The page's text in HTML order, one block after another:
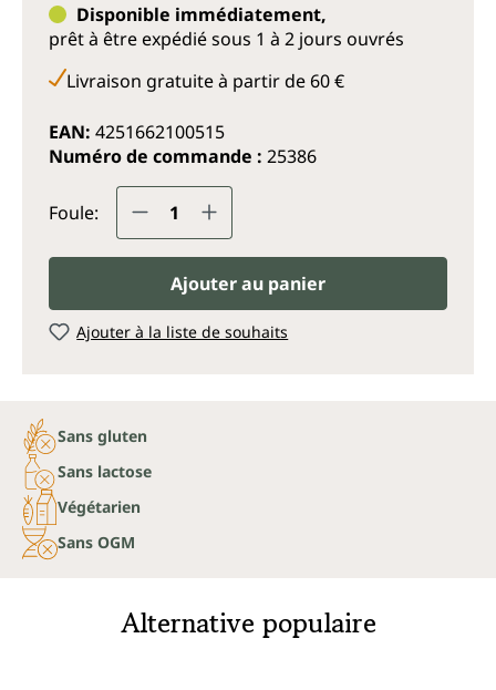
Disponible immédiatement,
prêt à être expédié sous 1 à 2 jours ouvrés
Livraison gratuite à partir de 60 €
EAN: 4251662100515
Numéro de commande : 25386
Foule: Quantité de produit : Entrez la
Ajouter au panier
Ajouter à la liste de souhaits
Sans gluten
Sans lactose
Végétarien
Sans OGM
Alternative populaire